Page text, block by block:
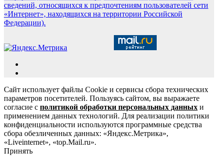
сведений, относящихся к предпочтениям пользователей сети
«Интернет», находящихся на территории Российской
Федерации).
Сайт использует файлы Cookie и сервисы сбора технических
параметров посетителей. Пользуясь сайтом, вы выражаете
согласие с политикой обработки персональных данных и
применением данных технологий. Для реализации политики
конфиденциальности используются программные средства
сбора обезличенных данных: «Яндекс.Метрика»,
«Liveinternet», «top.Mail.ru».
Принять